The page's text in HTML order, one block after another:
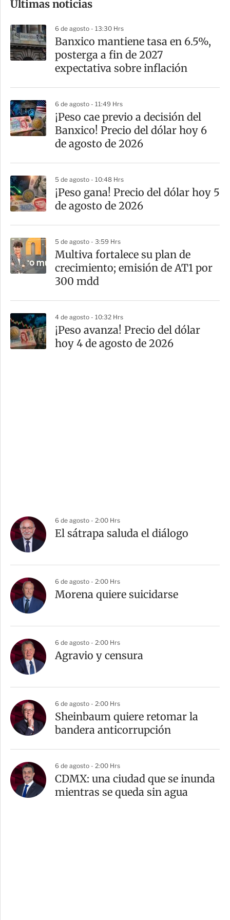
m
a
r
t
Últimas noticias
6 de agosto - 13:30 Hrs
Banxico mantiene tasa en 6.5%,
posterga a fin de 2027
expectativa sobre inflación
6 de agosto - 11:49 Hrs
¡Peso cae previo a decisión del
Banxico! Precio del dólar hoy 6
de agosto de 2026
5 de agosto - 10:48 Hrs
¡Peso gana! Precio del dólar hoy 5
de agosto de 2026
5 de agosto - 3:59 Hrs
Multiva fortalece su plan de
crecimiento; emisión de AT1 por
300 mdd
4 de agosto - 10:32 Hrs
¡Peso avanza! Precio del dólar
hoy 4 de agosto de 2026
6 de agosto - 2:00 Hrs
El sátrapa saluda el diálogo
6 de agosto - 2:00 Hrs
Morena quiere suicidarse
6 de agosto - 2:00 Hrs
Agravio y censura
6 de agosto - 2:00 Hrs
Sheinbaum quiere retomar la
bandera anticorrupción
6 de agosto - 2:00 Hrs
CDMX: una ciudad que se inunda
mientras se queda sin agua